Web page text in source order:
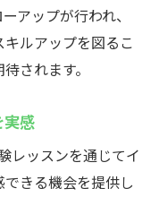
アップが行われ、
ルアップを図るこ
されます。
感
レッスンを通じてイ
きる機会を提供し